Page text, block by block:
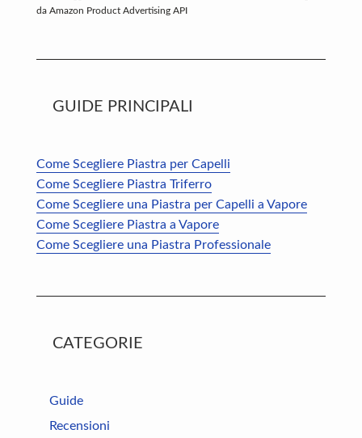
da Amazon Product Advertising API
GUIDE PRINCIPALI
Come Scegliere Piastra per Capelli
Come Scegliere Piastra Triferro
Come Scegliere una Piastra per Capelli a Vapore
Come Scegliere Piastra a Vapore
Come Scegliere una Piastra Professionale
CATEGORIE
Guide
Recensioni